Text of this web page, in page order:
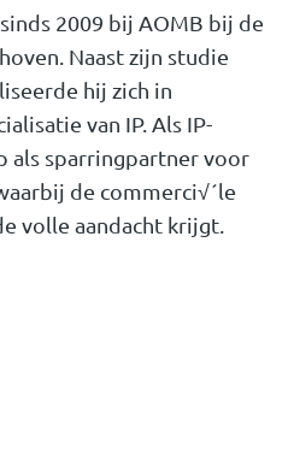
2009 bij AOMB bij de
Naast zijn studie
hij zich in
van IP. Als IP-
als sparringpartner voor
de commerci√´le
volle aandacht krijgt.